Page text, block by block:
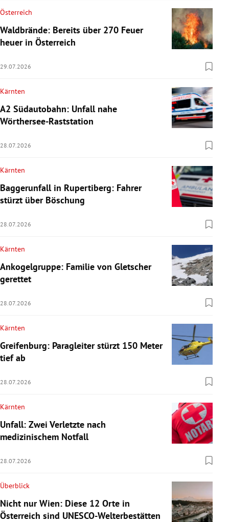
Österreich
Waldbrände: Bereits über 270 Feuer
heuer in Österreich
29.07.2026
Kärnten
A2 Südautobahn: Unfall nahe
Wörthersee-Raststation
28.07.2026
Kärnten
Baggerunfall in Rupertiberg: Fahrer
stürzt über Böschung
28.07.2026
Kärnten
Ankogelgruppe: Familie von Gletscher
gerettet
28.07.2026
Kärnten
Greifenburg: Paragleiter stürzt 150 Meter
tief ab
28.07.2026
Kärnten
Unfall: Zwei Verletzte nach
medizinischem Notfall
28.07.2026
Überblick
Nicht nur Wien: Diese 12 Orte in
Österreich sind UNESCO-Welterbestätten